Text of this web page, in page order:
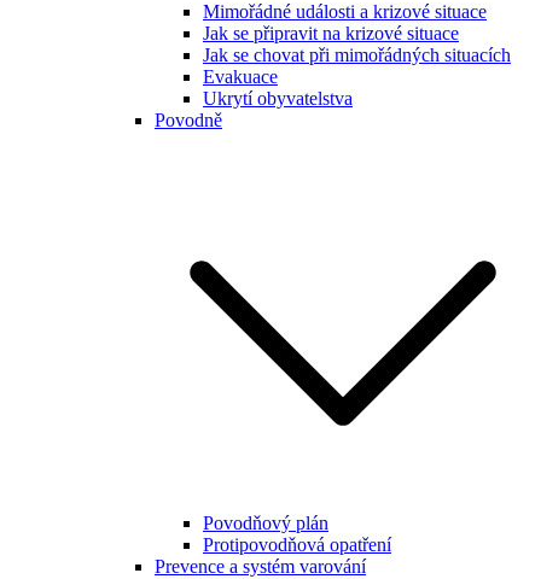
Mimořádné události a krizové situace
Jak se připravit na krizové situace
Jak se chovat při mimořádných situacích
Evakuace
Ukrytí obyvatelstva
Povodně
Povodňový plán
Protipovodňová opatření
Prevence a systém varování